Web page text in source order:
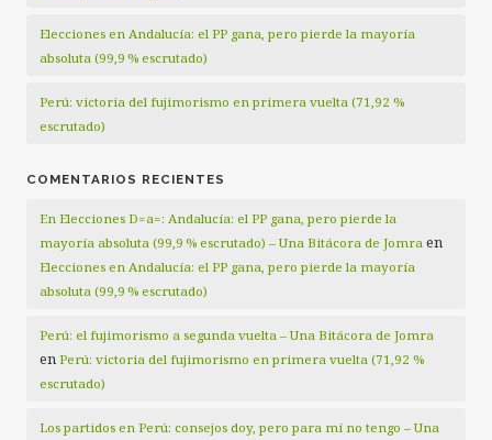
Elecciones en Andalucía: el PP gana, pero pierde la mayoría
absoluta (99,9 % escrutado)
Perú: victoria del fujimorismo en primera vuelta (71,92 %
escrutado)
COMENTARIOS RECIENTES
En Elecciones D=a=: Andalucía: el PP gana, pero pierde la
mayoría absoluta (99,9 % escrutado) – Una Bitácora de Jomra en
Elecciones en Andalucía: el PP gana, pero pierde la mayoría
absoluta (99,9 % escrutado)
Perú: el fujimorismo a segunda vuelta – Una Bitácora de Jomra
en Perú: victoria del fujimorismo en primera vuelta (71,92 %
escrutado)
Los partidos en Perú: consejos doy, pero para mí no tengo – Una